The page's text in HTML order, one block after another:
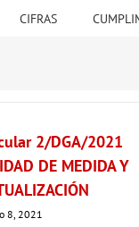
CIFRAS
2/DGA/2021
DE MEDIDA Y
8, 2021